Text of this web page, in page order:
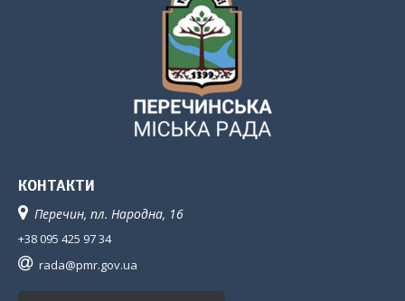
КОНТАКТИ
Перечин, пл. Народна, 16
+38 095 425 97 34
rada@pmr.gov.ua